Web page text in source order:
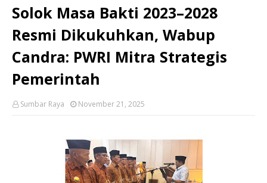
Solok Masa Bakti 2023–2028
Resmi Dikukuhkan, Wabup
Candra: PWRI Mitra Strategis
Pemerintah
Sumbar Raya November 21, 2025